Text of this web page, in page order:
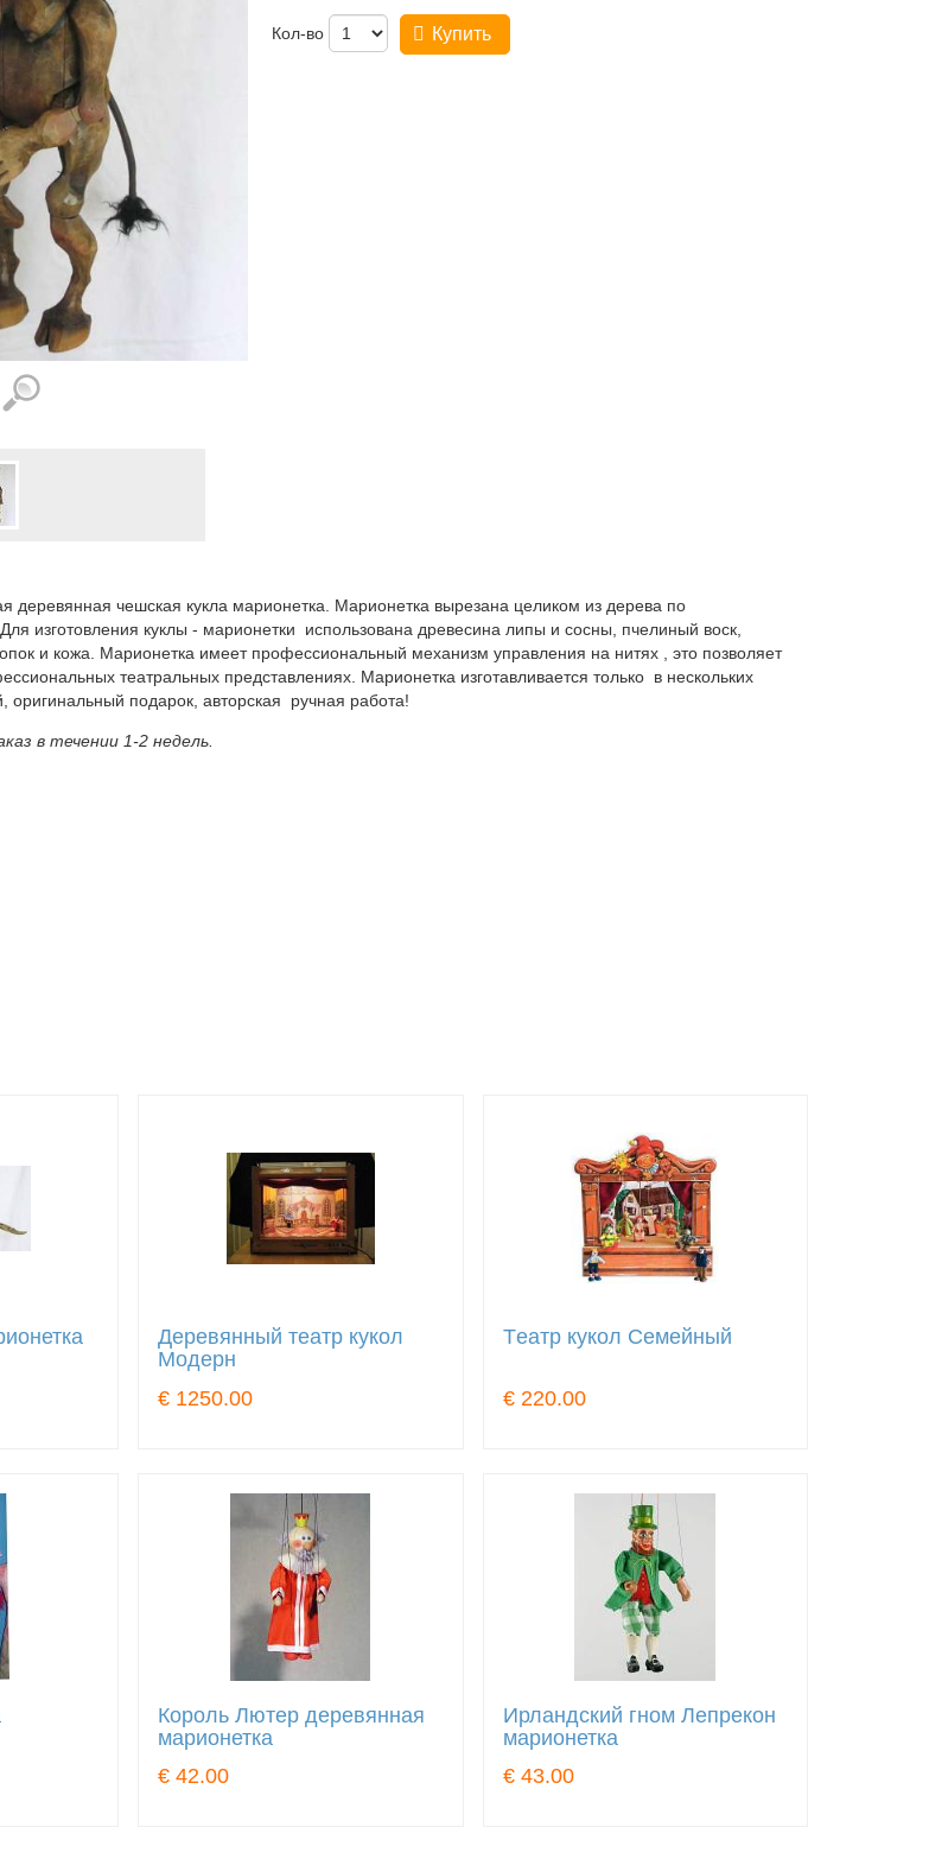
Кол-во Купить
деревянная чешская кукла марионетка. Марионетка вырезана целиком из дерева по
Для изготовления куклы - марионетки использована древесина липы и сосны, пчелиный воск,
и кожа. Марионетка имеет профессиональный механизм управления на нитях , это позволяет
театральных представлениях. Марионетка изготавливается только в нескольких
оригинальный подарок, авторская ручная работа!
в течении 1-2 недель.
Деревянный театр кукол
Модерн
€ 1250.00
Tеатр кукол Семейный
€ 220.00
Король Лютер деревянная
марионетка
€ 42.00
Ирландский гном Лепрекон
марионетка
€ 43.00